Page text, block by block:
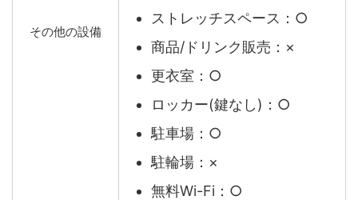
その他の設備
ストレッチスペース：○
商品/ドリンク販売：×
更衣室：○
ロッカー(鍵なし)：○
駐車場：○
駐輪場：×
無料Wi-Fi：○